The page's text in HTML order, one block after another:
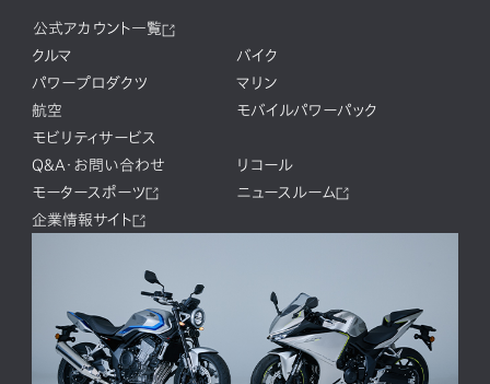
公式アカウント一覧
クルマ
バイク
パワープロダクツ
マリン
航空
モバイルパワーパック
モビリティサービス
Q&A・お問い合わせ
リコール
モータースポーツ
ニュースルーム
企業情報サイト